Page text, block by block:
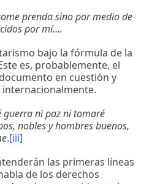
prenda sino por medio de
por mí….
bajo la fórmula de la
es, probablemente, el
en cuestión y
ni paz ni tomaré
nobles y hombres buenos,
.[iii]
las primeras líneas
de los derechos